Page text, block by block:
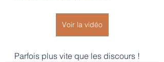
Voir la vidéo
Parfois plus vite que les discours !